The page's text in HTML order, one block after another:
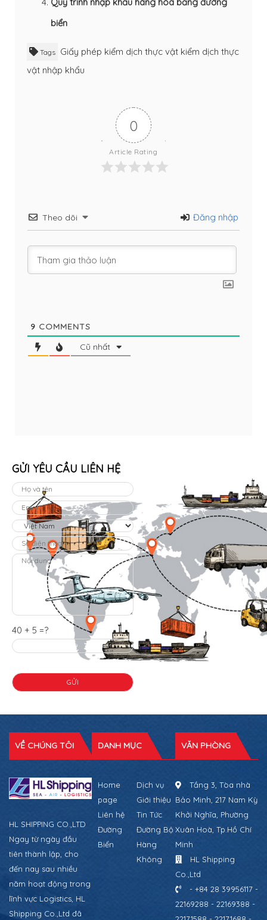
biển
Tags Giấy phép kiểm dịch thực vật kiểm dịch thực
vật nhập khẩu
0
Article Rating
Theo dõi Đăng nhập
9 COMMENTS
Cũ nhất
GỬI YÊU CẦU LIÊN HỆ
40 + 5 =?
VỀ CHÚNG TÔI
HL SHIPPING CO.,LTD
Ngay từ ngày đầu
tiên thành lập, cho
đến nay sau nhiều
năm hoạt động trong
lĩnh vực Logistics, HL
Shipping Co.,Ltd đã
DANH MỤC
Home
page
Dịch vụ
Giới thiệu
Liên hệ
Tin Tức
Đường
Biển
Đường Bộ
Hàng
Không
VĂN PHÒNG
Tầng 3, Tòa nhà
Bảo Minh, 217 Nam Kỳ
Khởi Nghĩa, Phường
Xuân Hoà, Tp.Hồ Chí
Minh
HL Shipping
Co.,Ltd
- +84 28 39956117 -
22169288 - 22169388 -